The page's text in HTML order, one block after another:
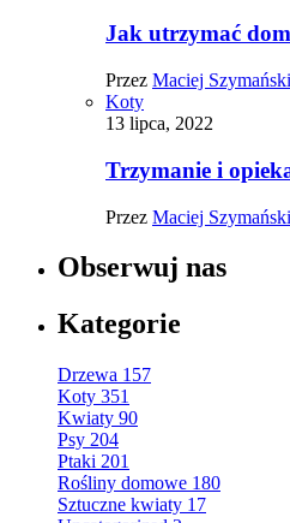
Jak utrzymać
Przez Maciej Szymański
Koty
13 lipca, 2022
Trzymanie i
Przez Maciej Szymański
Obserwuj nas
Kategorie
Drzewa 157
Koty 351
Kwiaty 90
Psy 204
Ptaki 201
Rośliny domowe 180
Sztuczne kwiaty 17